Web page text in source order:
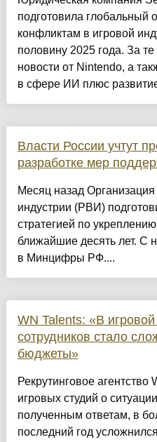
подготовила глобальный
конфликтам в игровой
половину 2025 года. За
новости от Nintendo, а
в сфере ИИ плюс
Власти России учтут
разработке мер
Месяц назад
индустрии (РВИ)
стратегией по
ближайшие десять лет. С
в Минцифры РФ....
WN Talents: «В
сотрудников стало
бюджеты»
Рекрутинговое
игровых студий о
полученным ответам, в
последний год